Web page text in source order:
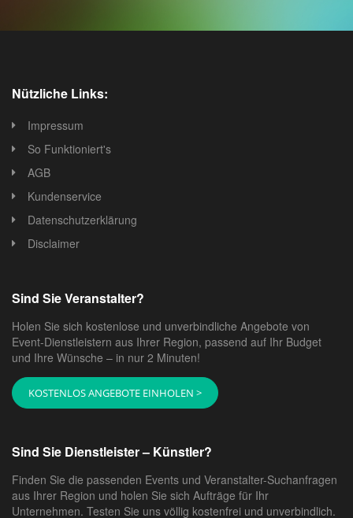
Nützliche Links:
Impressum
So Funktioniert's
AGB
Kundenservice
Datenschutzerklärung
Disclaimer
Sind Sie Veranstalter?
Holen Sie sich kostenlose und unverbindliche Angebote von
Event-Dienstleistern aus Ihrer Region, passend auf Ihr Budget
und Ihre Wünsche – in nur 2 Minuten!
KOSTENLOS ANGEBOTE EINHOLEN >
Sind Sie Dienstleister – Künstler?
Finden Sie die passenden Events und Veranstalter-Suchanfragen
aus Ihrer Region und holen Sie sich Aufträge für Ihr
Unternehmen. Testen Sie uns völlig kostenfrei und unverbindlich.